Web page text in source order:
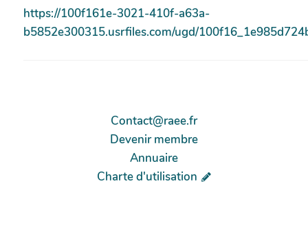
https://100f161e-3021-410f-a63a-
b5852e300315.usrfiles.com/ugd/
Contact@raee.fr
Devenir membre
Annuaire
Charte d'utilisation